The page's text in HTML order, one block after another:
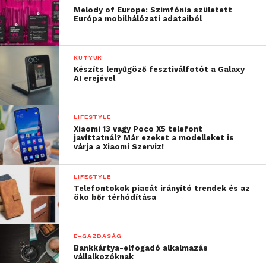
Melody of Europe: Szimfónia született
Európa mobilhálózati adataiból
KÜTYÜK
Készíts lenyűgöző fesztiválfotót a Galaxy
AI erejével
LIFESTYLE
Xiaomi 13 vagy Poco X5 telefont
javíttatnál? Már ezeket a modelleket is
várja a Xiaomi Szerviz!
LIFESTYLE
Telefontokok piacát irányító trendek és az
öko bőr térhódítása
E-GAZDASÁG
Bankkártya-elfogadó alkalmazás
vállalkozóknak